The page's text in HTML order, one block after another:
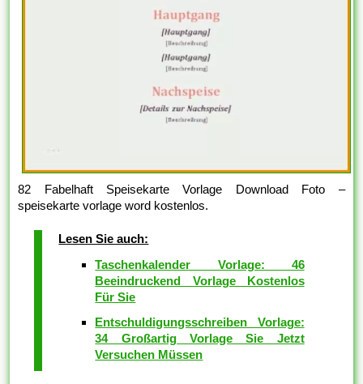
82 Fabelhaft Speisekarte Vorlage Download Foto –
speisekarte vorlage word kostenlos.
Lesen Sie auch:
Taschenkalender Vorlage: 46
Beeindruckend Vorlage Kostenlos
Für Sie
Entschuldigungsschreiben Vorlage:
34 Großartig Vorlage Sie Jetzt
Versuchen Müssen